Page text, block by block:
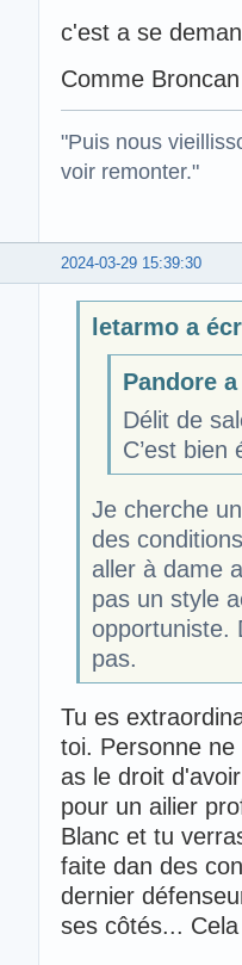
c'est a se
Comme
"Puis nous
voir remonter."
2024-03-29 15:39:30
letarmo a
Pandore
Délit de
C’est
Je cherche
des
aller à dame
pas un style
opportuniste.
pas.
Tu es
toi. Personne
as le droit
pour un ailier
Blanc et tu
faite dan des
dernier
ses côtés...